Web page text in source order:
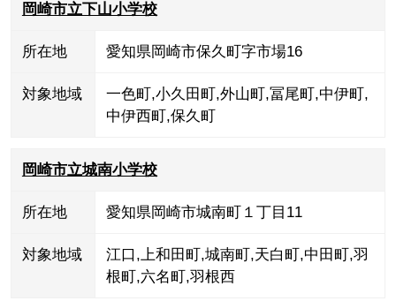
岡崎市立下山小学校
所在地 愛知県岡崎市保久町字市場16
対象地域 一色町 ,小久田町 ,外山町 ,冨尾町 ,中伊町 ,
中伊西町 ,保久町
岡崎市立城南小学校
所在地 愛知県岡崎市城南町１丁目11
対象地域 江口 ,上和田町 ,城南町 ,天白町 ,中田町 ,羽
根町 ,六名町 ,羽根西